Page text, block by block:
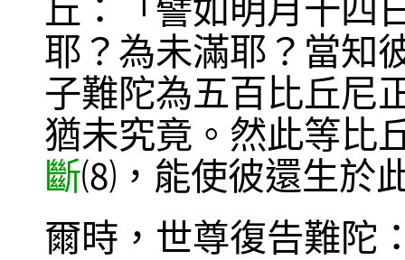
丘：「譬如明月十四
耶？為未滿耶？當知
子難陀為五百比丘尼
猶未究竟。然此等比
斷⑻ ，能使彼還生於
爾時，世尊復告難陀